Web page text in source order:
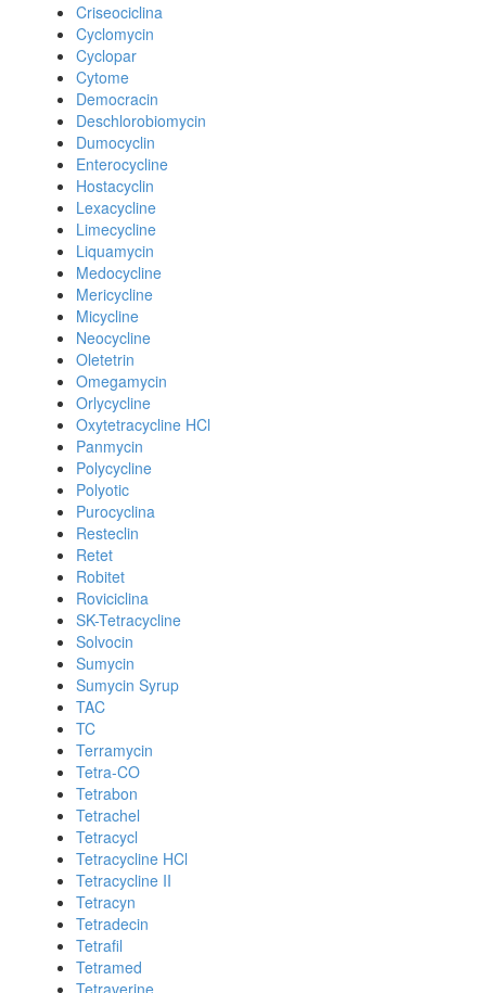
Criseociclina
Cyclomycin
Cyclopar
Cytome
Democracin
Deschlorobiomycin
Dumocyclin
Enterocycline
Hostacyclin
Lexacycline
Limecycline
Liquamycin
Medocycline
Mericycline
Micycline
Neocycline
Oletetrin
Omegamycin
Orlycycline
Oxytetracycline HCl
Panmycin
Polycycline
Polyotic
Purocyclina
Resteclin
Retet
Robitet
Roviciclina
SK-Tetracycline
Solvocin
Sumycin
Sumycin Syrup
TAC
TC
Terramycin
Tetra-CO
Tetrabon
Tetrachel
Tetracycl
Tetracycline HCl
Tetracycline II
Tetracyn
Tetradecin
Tetrafil
Tetramed
Tetraverine